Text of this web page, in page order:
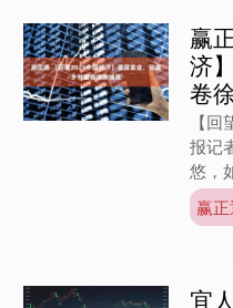
赢
济
卷
【
报记
悠，
意拥
见山
赢正
宜